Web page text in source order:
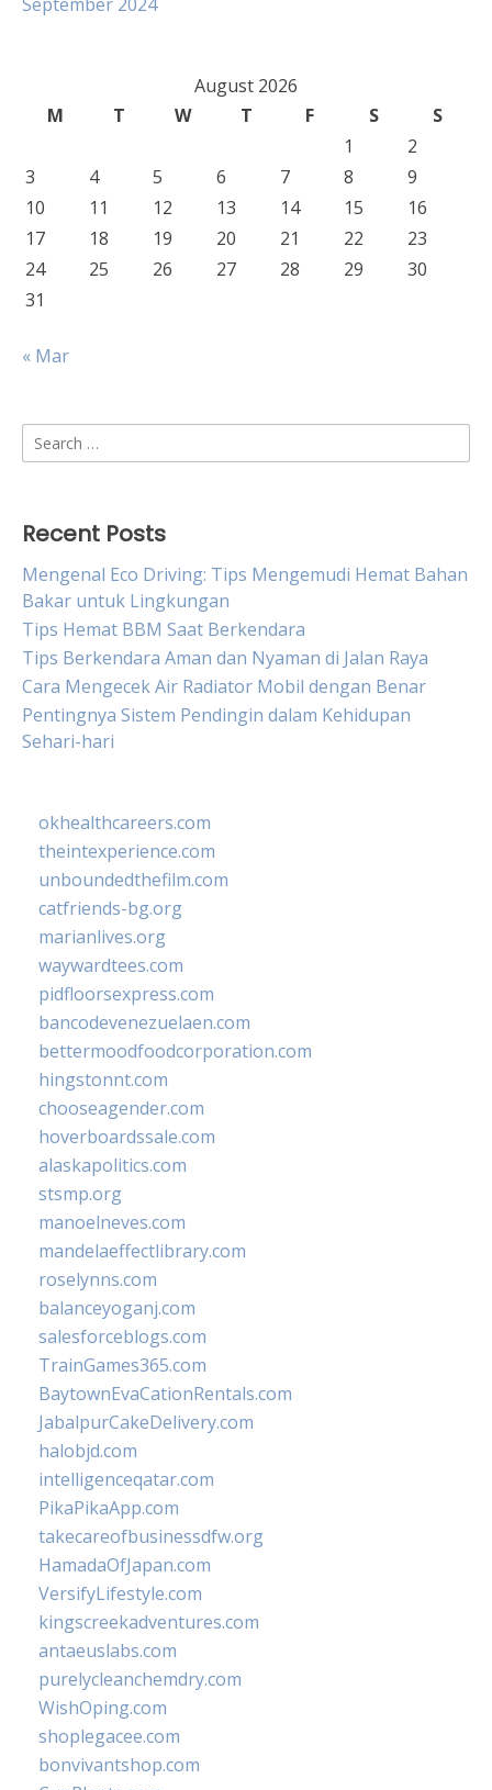
August 2026
M
T W T F S
S
1
2
3
4 5 6 7 8
9
10
11 12 13 14 15
16
17
18 19 20 21 22
23
24
25 26 27 28 29
30
31
« Mar
Search
for:
Recent Posts
Mengenal Eco Driving: Tips Mengemudi Hemat Bahan
Bakar untuk Lingkungan
Tips Hemat BBM Saat Berkendara
Tips Berkendara Aman dan Nyaman di Jalan Raya
Cara Mengecek Air Radiator Mobil dengan Benar
Pentingnya Sistem Pendingin dalam Kehidupan
Sehari-hari
okhealthcareers.com
theintexperience.com
unboundedthefilm.com
catfriends-bg.org
marianlives.org
waywardtees.com
pidfloorsexpress.com
bancodevenezuelaen.com
bettermoodfoodcorporation.com
hingstonnt.com
chooseagender.com
hoverboardssale.com
alaskapolitics.com
stsmp.org
manoelneves.com
mandelaeffectlibrary.com
roselynns.com
balanceyoganj.com
salesforceblogs.com
TrainGames365.com
BaytownEvaCationRentals.com
JabalpurCakeDelivery.com
halobjd.com
intelligenceqatar.com
PikaPikaApp.com
takecareofbusinessdfw.org
HamadaOfJapan.com
VersifyLifestyle.com
kingscreekadventures.com
antaeuslabs.com
purelycleanchemdry.com
WishOping.com
shoplegacee.com
bonvivantshop.com